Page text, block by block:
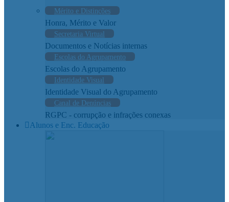
Mérito e Distinções
Honra, Mérito e Valor
Secretaria Virtual
Documentos e Notícias internas
Escolas do Agrupamento
Escolas do Agrupamento
Identidade Visual
Identidade Visual do Agrupamento
Canal de Denúncias
RGPC - corrupção e infrações conexas
Alunos e Enc. Educação